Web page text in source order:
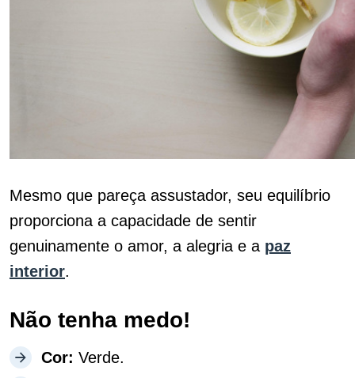
Mesmo que pareça assustador, seu equilíbrio
proporciona a capacidade de sentir
genuinamente o amor, a alegria e a paz
interior.
Não tenha medo!
Cor: Verde.